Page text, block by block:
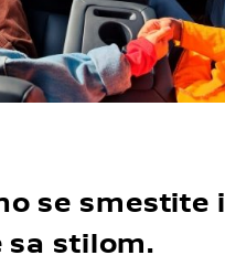
se smestite i
sa stilom.